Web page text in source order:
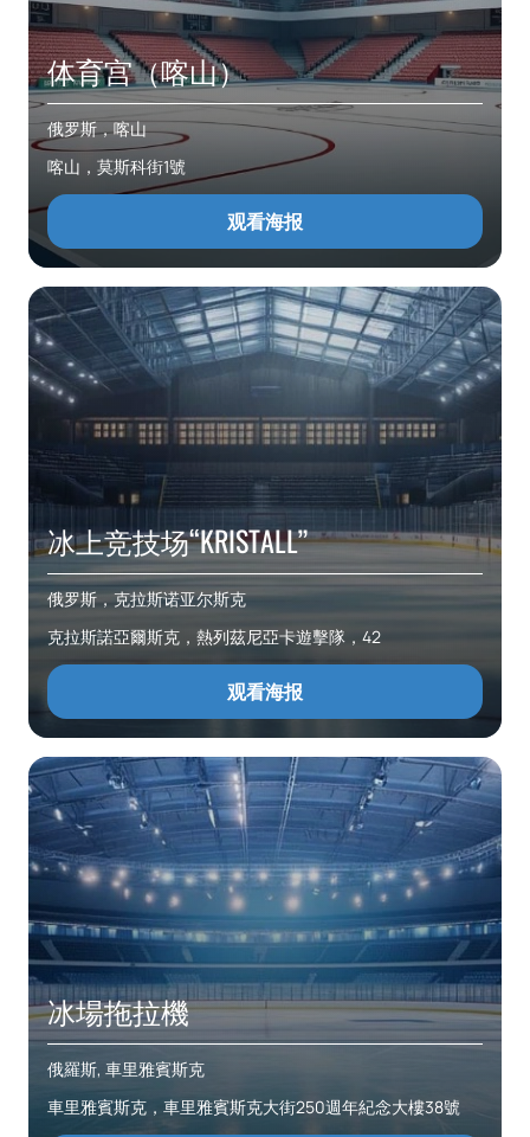
体育宫（喀山）
俄罗斯，喀山
喀山，莫斯科街1號
观看海报
冰上竞技场“KRISTALL”
俄罗斯，克拉斯诺亚尔斯克
克拉斯諾亞爾斯克，熱列茲尼亞卡遊擊隊，42
观看海报
冰場拖拉機
俄羅斯, 車里雅賓斯克
車里雅賓斯克，車里雅賓斯克大街250週年紀念大樓38號